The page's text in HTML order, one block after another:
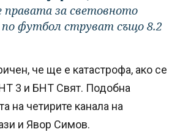
правата за световното
по футбол струват също 8.2
че ще е катастрофа, ако се
3 и БНТ Свят. Подобна
на четирите канала на
и Явор Симов.